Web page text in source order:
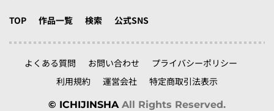
TOP 作品一覧 検索 公式SNS
よくある質問 お問い合わせ
プライバシーポリシー
利用規約
運営会社 特定商取引法表示
© ICHIJINSHA All Rights Reserved.